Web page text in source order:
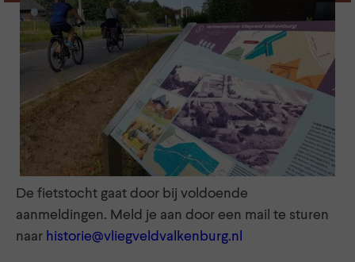
De fietstocht gaat door bij voldoende
aanmeldingen. Meld je aan door een mail te sturen
naar historie@vliegveldvalkenburg.nl